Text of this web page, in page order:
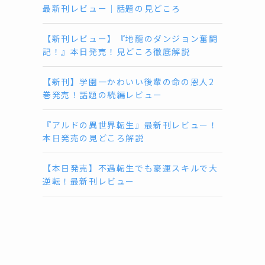
最新刊レビュー｜話題の見どころ
【新刊レビュー】『地龍のダンジョン奮闘
記！』本日発売！見どころ徹底解説
【新刊】学園一かわいい後輩の命の恩人2
巻発売！話題の続編レビュー
『アルドの異世界転生』最新刊レビュー！
本日発売の見どころ解説
【本日発売】不遇転生でも豪運スキルで大
逆転！最新刊レビュー